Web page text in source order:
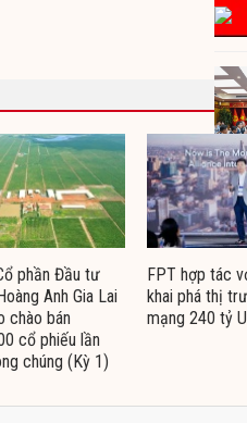
phần Đầu tư
Anh Gia Lai
chào bán
cổ phiếu lần
chúng (Kỳ 1)
FPT hợp tác
khai phá thị
mạng 240 tỷ